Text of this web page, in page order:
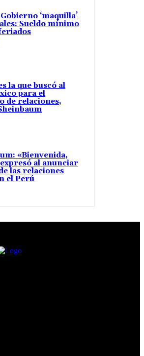
‘maquilla’
Sueldo mínimo
la que buscó al
para el
de relaciones,
«Bienvenida,
al anunciar
las relaciones
el Perú